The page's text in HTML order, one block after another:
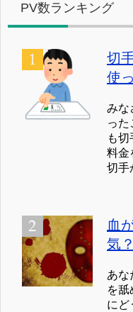
PV数ランキング
切
使
みな
った
も
料金
切手
血
気？
あな
を舐
にど